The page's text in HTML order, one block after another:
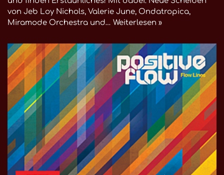
von Jeb Loy Nichols, Valerie June, Ondatropica,
Miramode Orchestra und… Weiterlesen »